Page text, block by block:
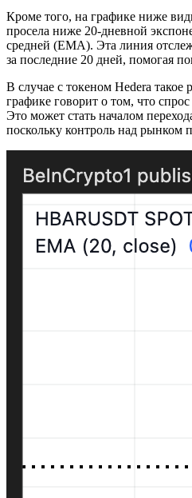
Кроме того, на графике ниже
просела ниже 20-дневной
средней (EMA). Эта линия
за последние 20 дней, помогая
В случае с токеном Hedera
графике говорит о том, что
Это может стать началом
поскольку контроль над рынком